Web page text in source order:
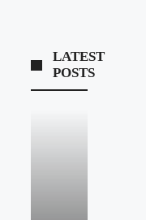
LATEST
POSTS